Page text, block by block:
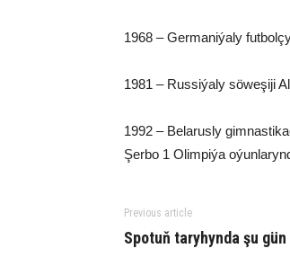
1968 – Germaniýaly
1981 – Russiýaly söweşiji
1992 – Belarusly
Şerbo 1 Olimpiýa
Previous article
Spotuň taryhynda şu